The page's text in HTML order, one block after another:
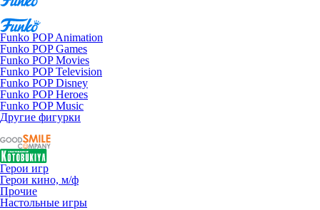
Funko POP Animation
Funko POP Games
Funko POP Movies
Funko POP Television
Funko POP Disney
Funko POP Heroes
Funko POP Music
Другие фигурки
Герои игр
Герои кино, м/ф
Прочие
Настольные игры